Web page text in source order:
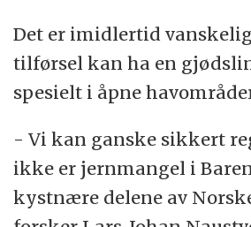
Det er imidlertid
tilførsel kan ha en
spesielt i åpne
- Vi kan ganske sikkert
ikke er jernmangel i
kystnære delene av